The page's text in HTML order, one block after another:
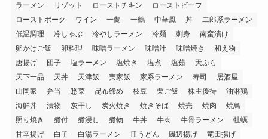
ラーメン
リゾット ローストチキン
ローストビーフ
ローストポーク
ワイン 一蘭 一鶴 中華風 丼
二郎系ラーメン
低温調理
冷しゃぶ 冷やしラーメン 冷麺 刺身
南蛮漬け
卵かけご飯
卵料理 味噌ラーメン 味噌汁 味噌焼き
和え物
唐揚げ
団子 塩ラーメン 塩焼き 塩煮 塩茹
天ぷら
天下一品
天丼 天津飯 実家飯 家系ラーメン 寿司
居酒屋
山岡家
弁当 惣菜 昆布締め 枝豆 栗ご飯 株主優待
油淋鶏
海鮮丼
漬物 灰干し 炭火焼き 焼きそば 焼売 焼肉
焼鳥
照り焼き
煮付 煮浸し 煮物 牛丼 牛肉 牛骨ラーメン
牡蠣
甘辛揚げ
白子 白湯ラーメン 皿うどん 磯辺揚げ
竜田揚げ